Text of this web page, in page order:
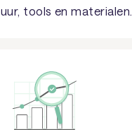
tools en materialen.